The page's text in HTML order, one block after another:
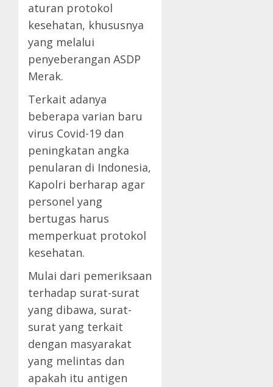
aturan protokol
kesehatan, khususnya
yang melalui
penyeberangan ASDP
Merak.
Terkait adanya
beberapa varian baru
virus Covid-19 dan
peningkatan angka
penularan di Indonesia,
Kapolri berharap agar
personel yang
bertugas harus
memperkuat protokol
kesehatan.
Mulai dari pemeriksaan
terhadap surat-surat
yang dibawa, surat-
surat yang terkait
dengan masyarakat
yang melintas dan
apakah itu antigen